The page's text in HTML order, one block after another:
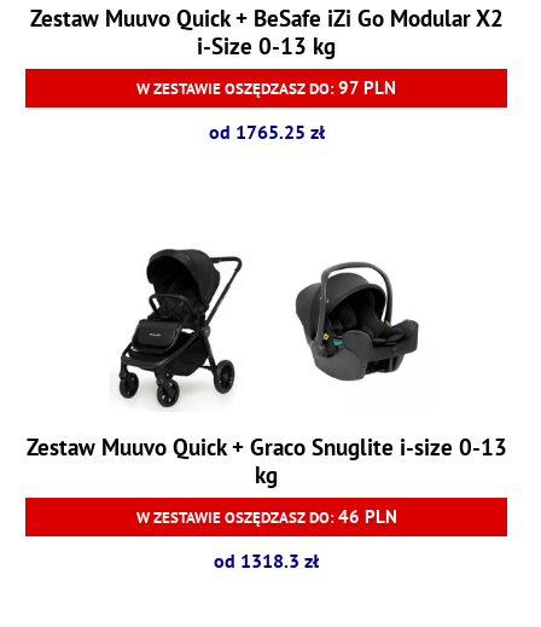
Zestaw Muuvo Quick + BeSafe iZi Go Modular X2
i-Size 0-13 kg
W ZESTAWIE OSZĘDZASZ DO:97 PLN
od 1765.25 zł
Zestaw Muuvo Quick + Graco Snuglite i-size 0-13
kg
W ZESTAWIE OSZĘDZASZ DO:46 PLN
od 1318.3 zł